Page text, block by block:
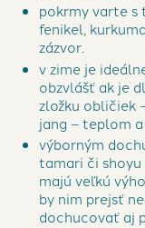
pokrmy varte s
fenikel,
zázvor.
v zime je
obzvlášť ak je
zložku obličiek
jang – teplom
výborným
tamari či shoyu
majú veľkú
by nim prejsť
dochucovať aj